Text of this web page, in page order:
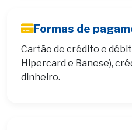
Formas de
Cartão de crédito e
Hipercard e Banese),
dinheiro.